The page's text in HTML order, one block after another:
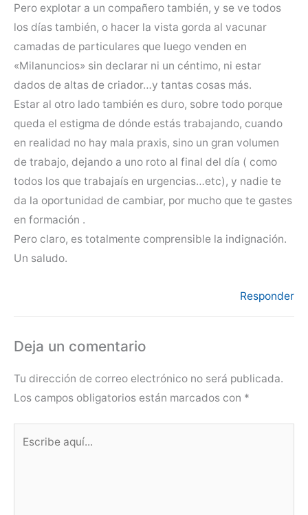
Pero explotar a un compañero también, y se ve todos
los días también, o hacer la vista gorda al vacunar
camadas de particulares que luego venden en
«Milanuncios» sin declarar ni un céntimo, ni estar
dados de altas de criador…y tantas cosas más.
Estar al otro lado también es duro, sobre todo porque
queda el estigma de dónde estás trabajando, cuando
en realidad no hay mala praxis, sino un gran volumen
de trabajo, dejando a uno roto al final del día ( como
todos los que trabajaís en urgencias…etc), y nadie te
da la oportunidad de cambiar, por mucho que te gastes
en formación .
Pero claro, es totalmente comprensible la indignación.
Un saludo.
Responder
Deja un comentario
Tu dirección de correo electrónico no será publicada.
Los campos obligatorios están marcados con *